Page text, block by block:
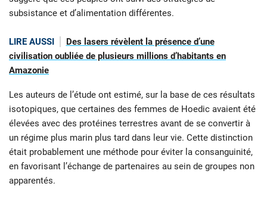
subsistance et d’alimentation différentes.
LIRE AUSSI
Des lasers révèlent la présence d’une
civilisation oubliée de plusieurs millions d’habitants en
Amazonie
Les auteurs de l’étude ont estimé, sur la base de ces résultats
isotopiques, que certaines des femmes de Hoedic avaient été
élevées avec des protéines terrestres avant de se convertir à
un régime plus marin plus tard dans leur vie. Cette distinction
était probablement une méthode pour éviter la consanguinité,
en favorisant l’échange de partenaires au sein de groupes non
apparentés.